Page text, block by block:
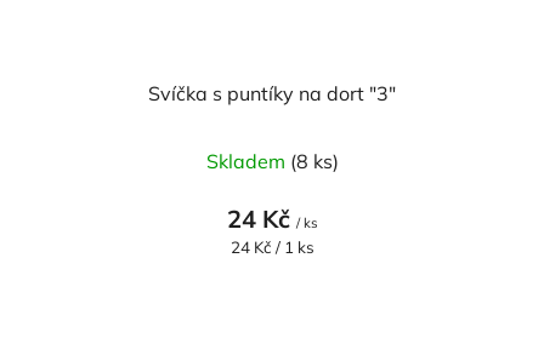
Svíčka s puntíky na dort "3"
Skladem (8 ks)
24 Kč / ks
Měrná
24 Kč / 1 ks